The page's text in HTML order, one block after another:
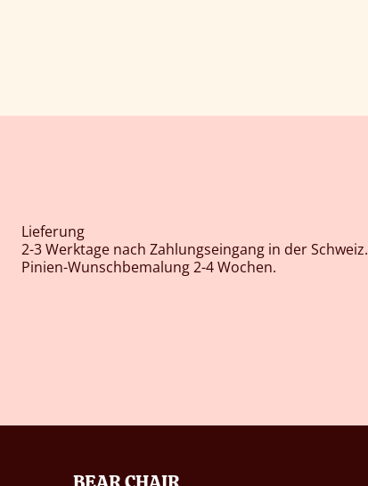
Lieferung
2-3 Werktage nach Zahlungseingang in der Schweiz.
Pinien-Wunschbemalung 2-4 Wochen.